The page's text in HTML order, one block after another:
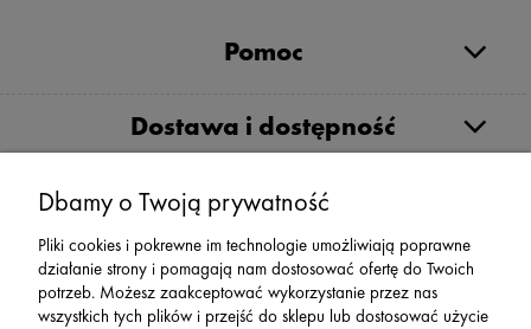
Pomoc
Dostawa i dostępność
Moje konto
Serwis
Dbamy o Twoją prywatność
Pliki cookies i pokrewne im technologie umożliwiają poprawne
działanie strony i pomagają nam dostosować ofertę do Twoich
potrzeb. Możesz zaakceptować wykorzystanie przez nas
wszystkich tych plików i przejść do sklepu lub dostosować użycie